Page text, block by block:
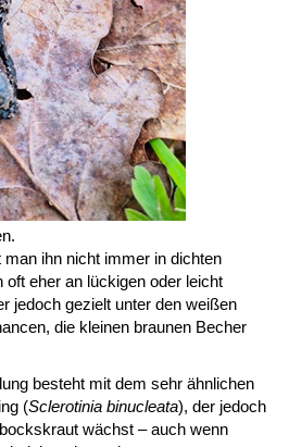
ihn nicht immer in dichten
oft eher an lückigen oder leicht
jedoch gezielt unter den weißen
die kleinen braunen Becher
besteht mit dem sehr ähnlichen
(Sclerotinia binucleata), der jedoch
wächst – auch wenn